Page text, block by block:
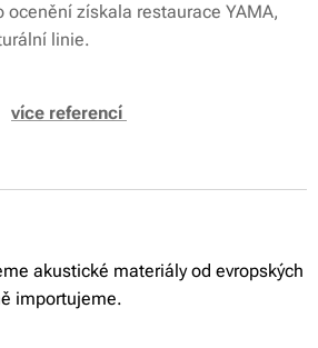
ocenění získala restaurace YAMA,
linie.
více referencí
akustické materiály od evropských
importujeme.